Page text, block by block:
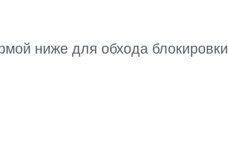
ниже для обхода блокировки